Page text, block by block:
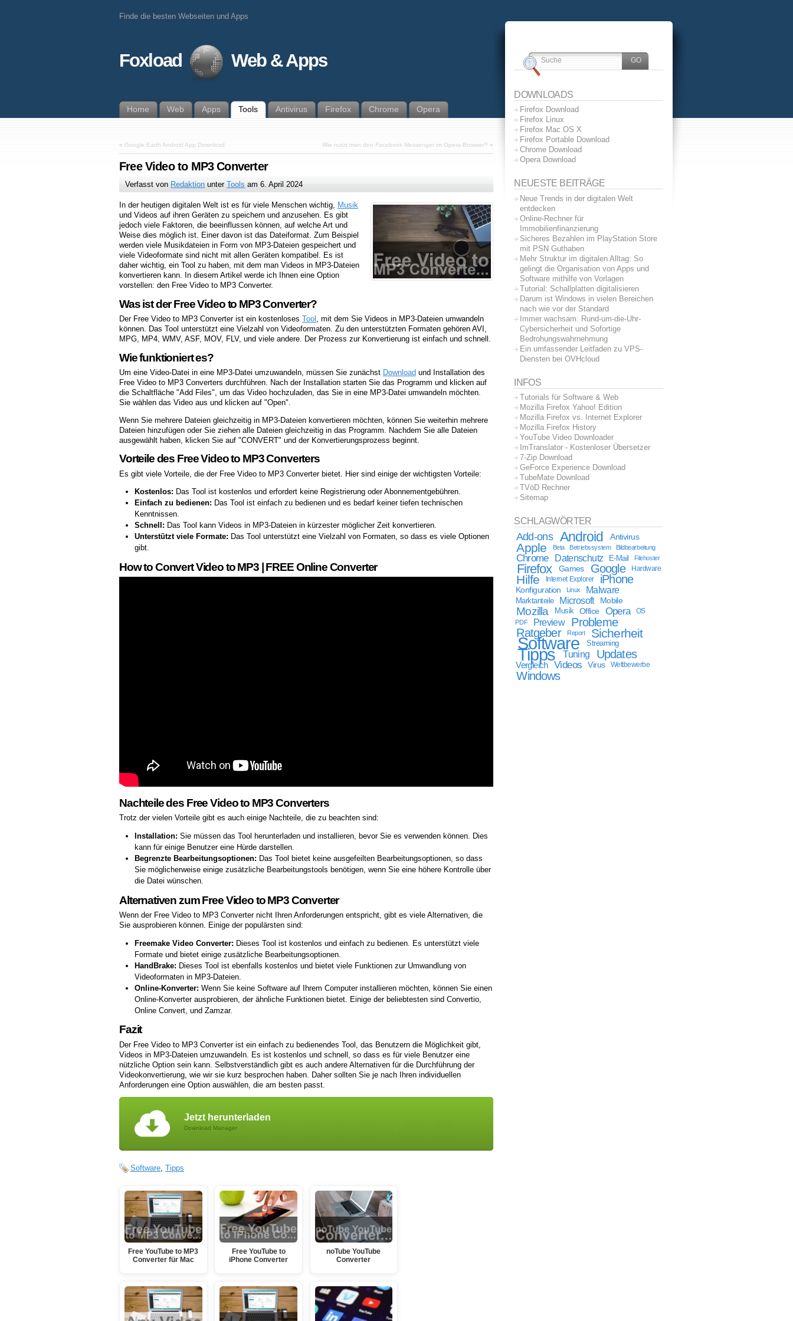
Finde die besten Webseiten und Apps
Foxload Web & Apps
Home Web Apps Tools Antivirus Firefox Chrome Opera
« Google Earth Android App Download Wie nutzt man den Facebook Messenger im Opera-Browser? »
Free Video to MP3 Converter
Verfasst von Redaktion unterTools am6. April 2024
In der heutigen digitalen Welt ist es für viele Menschen wichtig, Musik
und Videos auf ihren Geräten zu speichern und anzusehen. Es gibt
jedoch viele Faktoren, die beeinflussen können, auf welche Art und
Weise dies möglich ist. Einer davon ist das Dateiformat. Zum Beispiel
werden viele Musikdateien in Form von MP3-Dateien gespeichert und
viele Videoformate sind nicht mit allen Geräten kompatibel. Es ist
daher wichtig, ein Tool zu haben, mit dem man Videos in MP3-Dateien
konvertieren kann. In diesem Artikel werde ich Ihnen eine Option
vorstellen: den Free Video to MP3 Converter.
Was ist der Free Video to MP3 Converter?
Der Free Video to MP3 Converter ist ein kostenloses Tool
, mit dem Sie Videos in MP3-Dateien umwandeln
können. Das Tool unterstützt eine Vielzahl von Videoformaten. Zu den unterstützten Formaten gehören AVI,
MPG, MP4, WMV, ASF, MOV, FLV, und viele andere. Der Prozess zur Konvertierung ist einfach und schnell.
Wie funktioniert es?
Um eine Video-Datei in eine MP3-Datei umzuwandeln, müssen Sie zunächst Download und Installation des
Free Video to MP3 Converters durchführen. Nach der Installation starten Sie das Programm und klicken auf
die Schaltfläche "Add Files", um das Video hochzuladen, das Sie in eine MP3-Datei umwandeln möchten.
Sie wählen das Video aus und klicken auf "Open".
Wenn Sie mehrere Dateien gleichzeitig in MP3-Dateien konvertieren möchten, können Sie weiterhin mehrere
Dateien hinzufügen oder Sie ziehen alle Dateien gleichzeitig in das Programm. Nachdem Sie alle Dateien
ausgewählt haben, klicken Sie auf "CONVERT" und der Konvertierungsprozess beginnt.
Vorteile des Free Video to MP3 Converters
Es gibt viele Vorteile, die der Free Video to MP3 Converter bietet. Hier sind einige der wichtigsten Vorteile:
Kostenlos: Das Tool ist kostenlos und erfordert keine Registrierung oder Abonnementgebühren.
Einfach zu bedienen: Das Tool ist einfach zu bedienen und es bedarf keiner tiefen technischen
Kenntnissen.
Schnell: Das Tool kann Videos in MP3-Dateien in kürzester möglicher Zeit konvertieren.
Unterstützt viele Formate: Das Tool unterstützt eine Vielzahl von Formaten, so dass es viele Optionen
gibt.
How to Convert Video to MP3 | FREE Online Converter
Nachteile des Free Video to MP3 Converters
Trotz der vielen Vorteile gibt es auch einige Nachteile, die zu beachten sind:
Installation: Sie müssen das Tool herunterladen und installieren, bevor Sie es verwenden können. Dies
kann für einige Benutzer eine Hürde darstellen.
Begrenzte Bearbeitungsoptionen: Das Tool bietet keine ausgefeilten Bearbeitungsoptionen, so dass
Sie möglicherweise einige zusätzliche Bearbeitungstools benötigen, wenn Sie eine höhere Kontrolle über
die Datei wünschen.
Alternativen zum Free Video to MP3 Converter
Wenn der Free Video to MP3 Converter nicht Ihren Anforderungen entspricht, gibt es viele Alternativen, die
Sie ausprobieren können. Einige der populärsten sind:
Freemake Video Converter: Dieses Tool ist kostenlos und einfach zu bedienen. Es unterstützt viele
Formate und bietet einige zusätzliche Bearbeitungsoptionen.
HandBrake: Dieses Tool ist ebenfalls kostenlos und bietet viele Funktionen zur Umwandlung von
Videoformaten in MP3-Dateien.
Online-Konverter: Wenn Sie keine Software auf Ihrem Computer installieren möchten, können Sie einen
Online-Konverter ausprobieren, der ähnliche Funktionen bietet. Einige der beliebtesten sind Convertio,
Online Convert, und Zamzar.
Fazit
Der Free Video to MP3 Converter ist ein einfach zu bedienendes Tool, das Benutzern die Möglichkeit gibt,
Videos in MP3-Dateien umzuwandeln. Es ist kostenlos und schnell, so dass es für viele Benutzer eine
nützliche Option sein kann. Selbstverständlich gibt es auch andere Alternativen für die Durchführung der
Videokonvertierung, wie wir sie kurz besprochen haben. Daher sollten Sie je nach Ihren individuellen
Anforderungen eine Option auswählen, die am besten passt.
Jetzt herunterladen
Download Manager
Software, Tipps
Free YouTube to MP3
Converter für Mac
Free YouTube to
iPhone Converter
noTube YouTube
Converter
DOWNLOADS
Firefox Download
Firefox Linux
Firefox Mac OS X
Firefox Portable Download
Chrome Download
Opera Download
NEUESTE BEITRÄGE
Neue Trends in der digitalen Welt
entdecken
Online-Rechner für
Immobilienfinanzierung
Sicheres Bezahlen im PlayStation Store
mit PSN Guthaben
Mehr Struktur im digitalen Alltag: So
gelingt die Organisation von Apps und
Software mithilfe von Vorlagen
Tutorial: Schallplatten digitalisieren
Darum ist Windows in vielen Bereichen
nach wie vor der Standard
Immer wachsam: Rund-um-die-Uhr-
Cybersicherheit und Sofortige
Bedrohungswahrnehmung
Ein umfassender Leitfaden zu VPS-
Diensten bei OVHcloud
INFOS
Tutorials für Software & Web
Mozilla Firefox Yahoo! Edition
Mozilla Firefox vs. Internet Explorer
Mozilla Firefox History
YouTube Video Downloader
ImTranslator - Kostenloser Übersetzer
7-Zip Download
GeForce Experience Download
TubeMate Download
TVöD Rechner
Sitemap
SCHLAGWÖRTER
Add-ons Android Antivirus
Apple Beta Betriebssystem Bildbearbeitung
Chrome Datenschutz E-Mail Filehoster
Firefox Games Google Hardware
Hilfe Internet Explorer iPhone
Konfiguration Linux Malware
Marktanteile Microsoft Mobile
Mozilla Musik Office Opera
OS
PDF
Preview
Probleme
Ratgeber
Report Sicherheit
Software Streaming
Tipps Tuning Updates
Vergleich Videos Virus Wettbewerbe
Windows